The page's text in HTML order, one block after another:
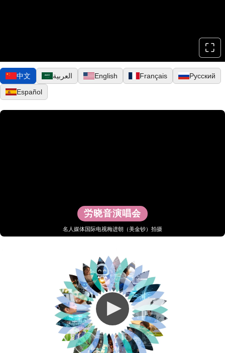
⛶
中文 العربية English Français
Русский
Español
労晓音演唱会
名人媒体国际电视梅进朝（美金钞）拍摄